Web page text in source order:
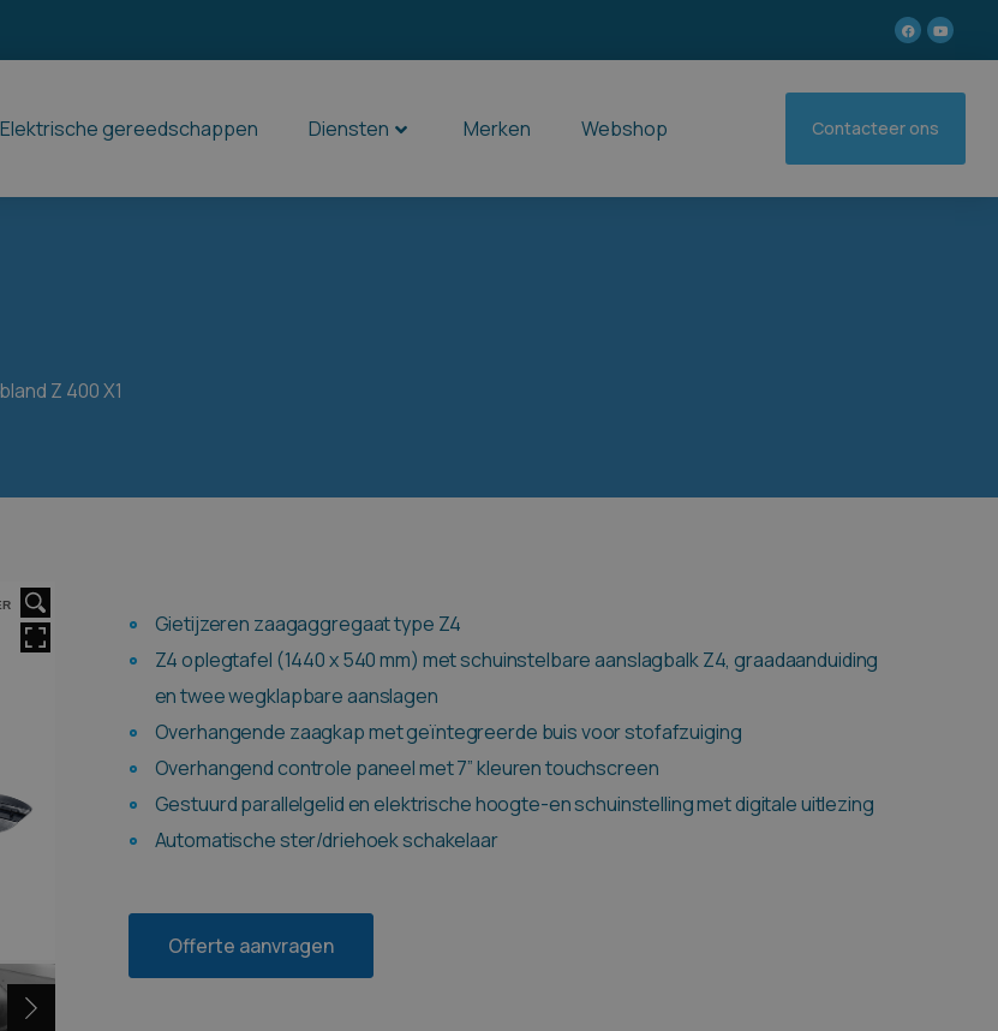
Elektrische gereedschappen Diensten Merken Webshop Contacteer ons
Z 400 X1
Gietijzeren zaagaggregaat type Z4
Z4 oplegtafel (1440 x 540 mm) met schuinstelbare aanslagbalk Z4, graadaanduiding
en twee wegklapbare aanslagen
Overhangende zaagkap met geïntegreerde buis voor stofafzuiging
Overhangend controle paneel met 7” kleuren touchscreen
Gestuurd parallelgelid en elektrische hoogte-en schuinstelling met digitale uitlezing
Automatische ster/driehoek schakelaar
Offerte aanvragen